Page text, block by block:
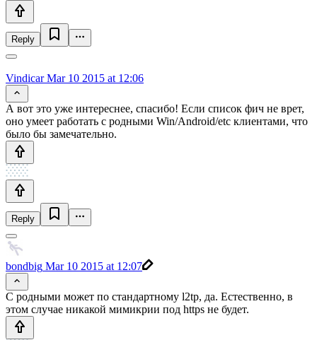
Reply
VindicarMar 10 2015 at 12:06
А вот это уже интереснее, спасибо! Если список фич не врет,
оно умеет работать с родными Win/Android/etc клиентами, что
было бы замечательно.
Reply
bondbig Mar 10 2015 at 12:07
С родными может по стандартному l2tp, да. Естественно, в
этом случае никакой мимикрии под https не будет.